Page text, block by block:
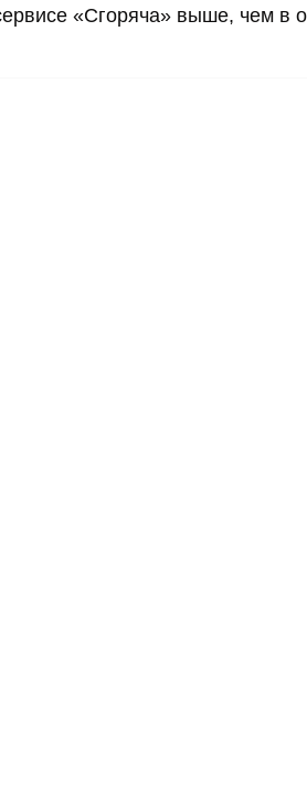
«Сгоряча» выше, чем в